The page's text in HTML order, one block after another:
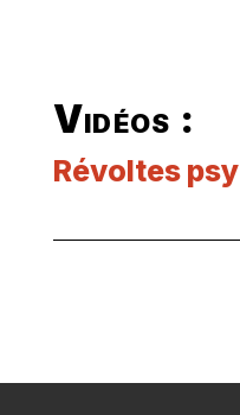
Vidéos :
Révoltes psy